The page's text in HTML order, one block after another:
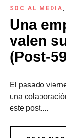
SOCIAL MEDIA
Una
valen
(Post-
El pasado
una
este post....